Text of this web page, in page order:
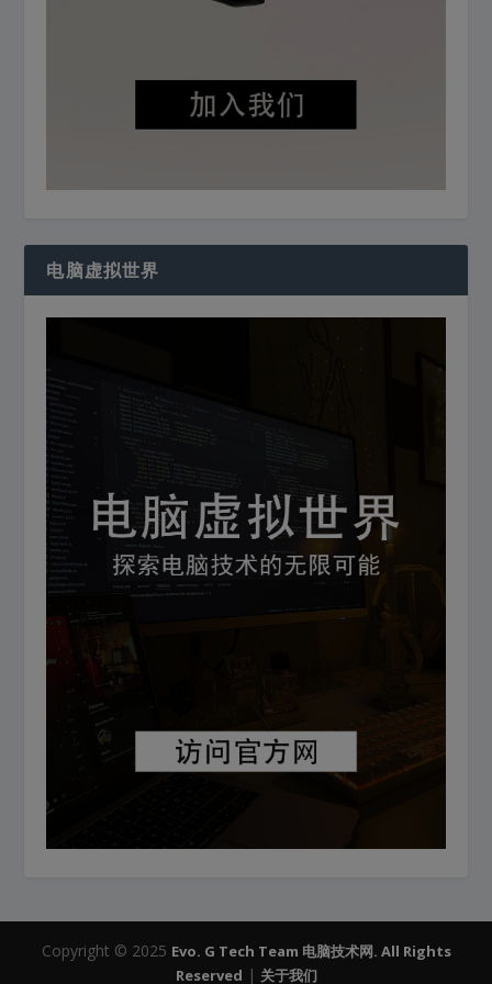
电脑虚拟世界
Copyright © 2025 Evo. G Tech Team 电脑技术网. All Rights
Reserved | 关于我们